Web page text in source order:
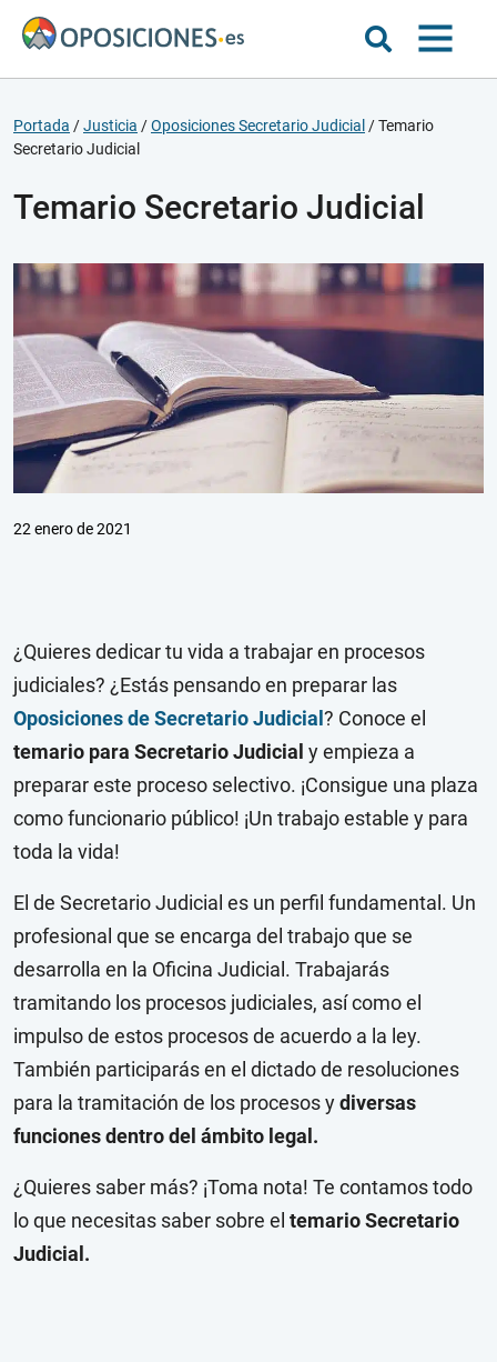
Portada /Justicia /Oposiciones Secretario Judicial /Temario
Secretario Judicial
Temario Secretario Judicial
22 enero de 2021
¿Quieres dedicar tu vida a trabajar en procesos
judiciales? ¿Estás pensando en preparar las
Oposiciones de Secretario Judicial? Conoce el
temario para Secretario Judicial y empieza a
preparar este proceso selectivo. ¡Consigue una plaza
como funcionario público! ¡Un trabajo estable y para
toda la vida!
El de Secretario Judicial es un perfil fundamental. Un
profesional que se encarga del trabajo que se
desarrolla en la Oficina Judicial. Trabajarás
tramitando los procesos judiciales, así como el
impulso de estos procesos de acuerdo a la ley.
También participarás en el dictado de resoluciones
para la tramitación de los procesos ydiversas
funciones dentro del ámbito legal.
¿Quieres saber más? ¡Toma nota! Te contamos todo
lo que necesitas saber sobre el temario Secretario
Judicial.